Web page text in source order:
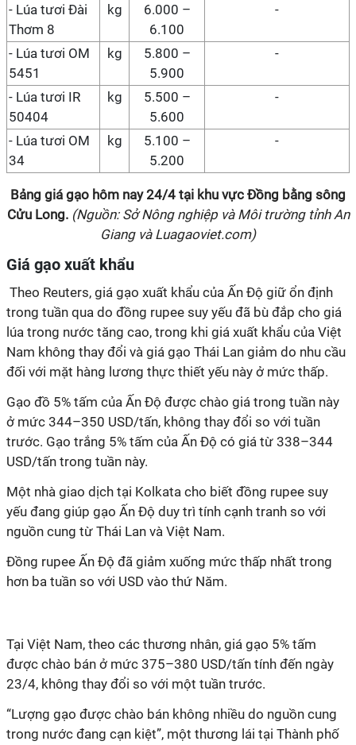
- Lúa tươi Đài
Thơm 8
kg
6.000 –
6.100
-
- Lúa tươi OM
5451
kg
5.800 –
5.900
-
- Lúa tươi IR
50404
kg
5.500 –
5.600
-
- Lúa tươi OM
34
kg
5.100 –
5.200
-
Bảng giá gạo hôm nay24/4 tại khu vực Đồng bằng sông
Cửu Long. (Nguồn: Sở Nông nghiệp và Môi trường tỉnh An
Giang và Luagaoviet.com)
Giá gạo xuất khẩu
Theo Reuters, giá gạo xuất khẩu của Ấn Độ giữ ổn định
trong tuần qua do đồng rupee suy yếu đã bù đắp cho giá
lúa trong nước tăng cao, trong khi giá xuất khẩu của Việt
Nam không thay đổi và giá gạo Thái Lan giảm do nhu cầu
đối với mặt hàng lương thực thiết yếu này ở mức thấp.
Gạo đồ 5% tấm của Ấn Độ được chào giá trong tuần này
ở mức 344–350 USD/tấn, không thay đổi so với tuần
trước. Gạo trắng 5% tấm của Ấn Độ có giá từ 338–344
USD/tấn trong tuần này.
Một nhà giao dịch tại Kolkata cho biết đồng rupee suy
yếu đang giúp gạo Ấn Độ duy trì tính cạnh tranh so với
nguồn cung từ Thái Lan và Việt Nam.
Đồng rupee Ấn Độ đã giảm xuống mức thấp nhất trong
hơn ba tuần so với USD vào thứ Năm.
Tại Việt Nam, theo các thương nhân, giá gạo 5% tấm
được chào bán ở mức 375–380 USD/tấn tính đến ngày
23/4, không thay đổi so với một tuần trước.
“Lượng gạo được chào bán không nhiều do nguồn cung
trong nước đang cạn kiệt”, một thương lái tại Thành phố